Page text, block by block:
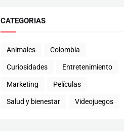
CATEGORIAS
Animales Colombia
Curiosidades Entretenimiento
Marketing Películas
Salud y bienestar Videojuegos